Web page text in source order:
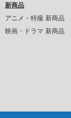
新商品
アニメ・特撮 新商品
映画・ドラマ 新商品